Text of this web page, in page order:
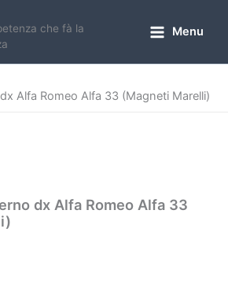
che fà la
Menu
Alfa Romeo Alfa 33 (Magneti Marelli)
dx Alfa Romeo Alfa 33